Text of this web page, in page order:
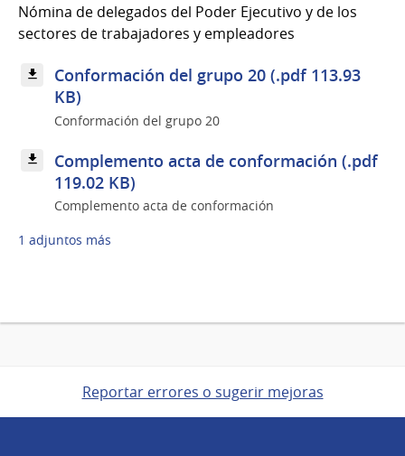
Nómina de delegados del Poder Ejecutivo y de los
sectores de trabajadores y empleadores
Conformación del grupo 20 (.pdf 113.93
KB)
Conformación del grupo 20
Complemento acta de conformación (.pdf
119.02 KB)
Complemento acta de conformación
1 adjuntos más
Reportar errores o sugerir mejoras